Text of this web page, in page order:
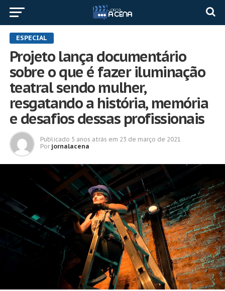
ESPECIAL
Projeto lança documentário
sobre o que é fazer iluminação
teatral sendo mulher,
resgatando a história, memória
e desafios dessas profissionais
Publicado 5 anos atrás em 23 de março de 2021
Por jornalacena